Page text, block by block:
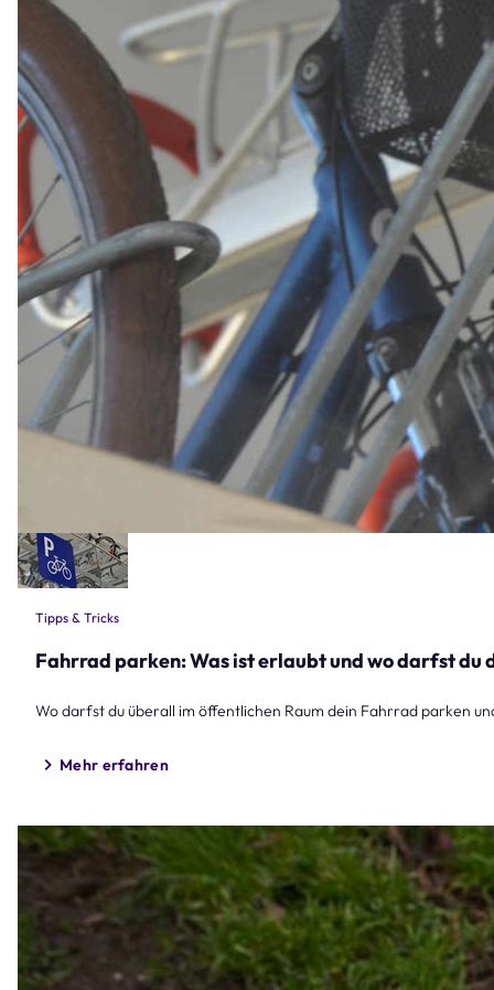
Tipps & Tricks
Fahrrad parken: Was ist erlaubt und wo darfst du
Wo darfst du überall im öffentlichen Raum dein Fahrrad parken
Mehr erfahren